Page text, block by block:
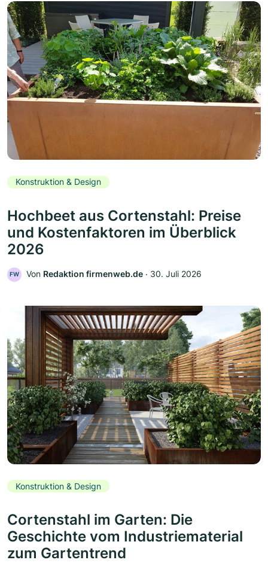
Konstruktion & Design
Hochbeet aus Cortenstahl: Preise
und Kostenfaktoren im Überblick
2026
FW Von Redaktion firmenweb.de ‧ 30. Juli 2026
Konstruktion & Design
Cortenstahl im Garten: Die
Geschichte vom Industriematerial
zum Gartentrend